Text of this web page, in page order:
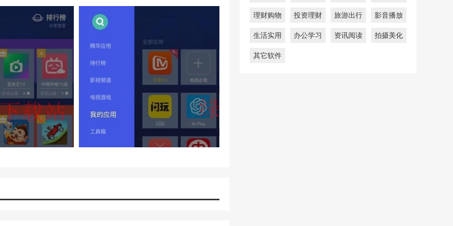
理财购物 投资理财 旅游出行 影音播放
生活实用 办公学习 资讯阅读 拍摄美化
其它软件